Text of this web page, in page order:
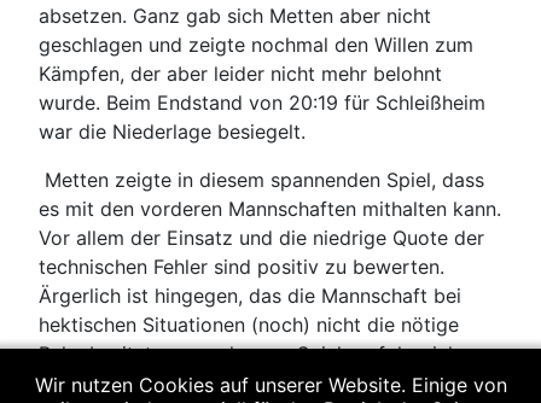
absetzen. Ganz gab sich Metten aber nicht
geschlagen und zeigte nochmal den Willen zum
Kämpfen, der aber leider nicht mehr belohnt
wurde. Beim Endstand von 20:19 für Schleißheim
war die Niederlage besiegelt.
Metten zeigte in diesem spannenden Spiel, dass
es mit den vorderen Mannschaften mithalten kann.
Vor allem der Einsatz und die niedrige Quote der
technischen Fehler sind positiv zu bewerten.
Ärgerlich ist hingegen, das die Mannschaft bei
hektischen Situationen (noch) nicht die nötige
Ruhe besitzt, um auch enge Spiele erfolgreich
bewältigen zu können. Erfahren genug müssten
Wir nutzen Cookies auf unserer Website. Einige von